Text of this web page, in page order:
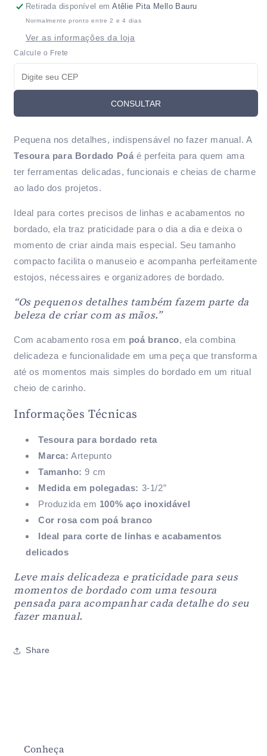
bordado
poá
bordado
Retirada disponível emAtêlie Pita Mello Bauru
Normalmente pronto entre 2 e 4 dias
Ver as informações da loja
Calcule o Frete
CONSULTAR
Pequena nos detalhes, indispensável no fazer manual. A
Tesoura para Bordado Poáé perfeita para quem ama
ter ferramentas delicadas, funcionais e cheias de charme
ao lado dos projetos.
Ideal para cortes precisos de linhas e acabamentos no
bordado, ela traz praticidade para o dia a dia e deixa o
momento de criar ainda mais especial. Seu tamanho
compacto facilita o manuseio e acompanha perfeitamente
estojos, nécessaires e organizadores de bordado.
“Os pequenos detalhes também fazem parte da
beleza de criar com as mãos.”
Com acabamento rosa em poá branco, ela combina
delicadeza e funcionalidade em uma peça que transforma
até os momentos mais simples do bordado em um ritual
cheio de carinho.
Informações Técnicas
Tesoura para bordado reta
Marca: Artepunto
Tamanho:9 cm
Medida em polegadas: 3-1/2”
Produzida em 100% aço inoxidável
Cor rosa com poá branco
Ideal para corte de linhas e acabamentos
delicados
Leve mais delicadeza e praticidade para seus
momentos de bordado com uma tesoura
pensada para acompanhar cada detalhe do seu
fazer manual.
Share
Conheça